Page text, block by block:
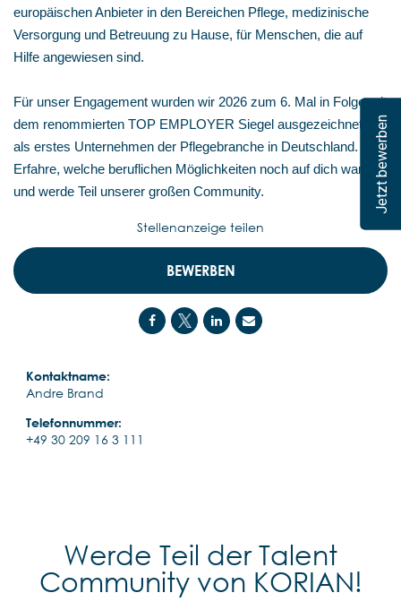
Jetzt bewerben
europäischen Anbieter in den Bereichen Pflege, medizinische
Versorgung und Betreuung zu Hause, für Menschen, die auf
Hilfe angewiesen sind.
Für unser Engagement wurden wir 2026 zum 6. Mal in Folge mit
dem renommierten TOP EMPLOYER Siegel ausgezeichnet –
als erstes Unternehmen der Pflegebranche in Deutschland.
Erfahre, welche beruflichen Möglichkeiten noch auf dich warten,
und werde Teil unserer großen Community.
BEWERBEN
Kontaktname:
Andre Brand
Telefonnummer:
+49 30 209 16 3 111
Stellenanzeige teilen
Werde Teil der Talent
Community von KORIAN!